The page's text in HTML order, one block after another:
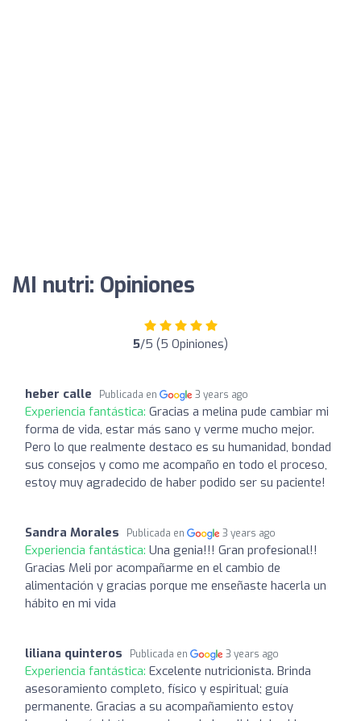
MI nutri: Opiniones
5/5 (5 Opiniones)
heber calle Publicada en 3 years ago
Experiencia fantástica: Gracias a melina pude cambiar mi
forma de vida, estar más sano y verme mucho mejor.
Pero lo que realmente destaco es su humanidad, bondad
sus consejos y como me acompaño en todo el proceso,
estoy muy agradecido de haber podido ser su paciente!
Sandra Morales Publicada en 3 years ago
Experiencia fantástica: Una genia!!! Gran profesional!!
Gracias Meli por acompañarme en el cambio de
alimentación y gracias porque me enseñaste hacerla un
hábito en mi vida
liliana quinteros Publicada en 3 years ago
Experiencia fantástica: Excelente nutricionista. Brinda
asesoramiento completo, físico y espiritual; guía
permanente. Gracias a su acompañamiento estoy